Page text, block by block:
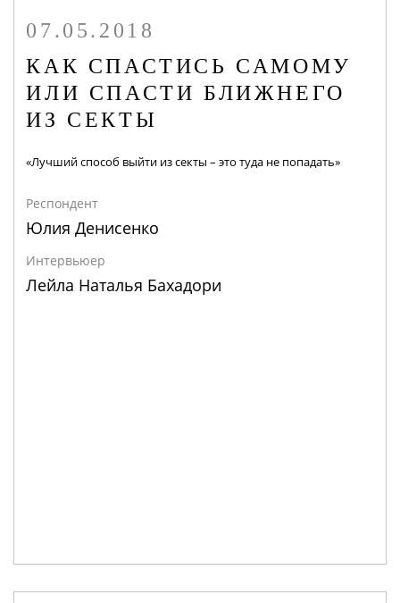
07.05.2018
КАК СПАСТИСЬ САМОМУ
ИЛИ СПАСТИ БЛИЖНЕГО
ИЗ СЕКТЫ
«Лучший способ выйти из секты – это туда не попадать»
Респондент
Юлия Денисенко
Интервьюер
Лейла Наталья Бахадори